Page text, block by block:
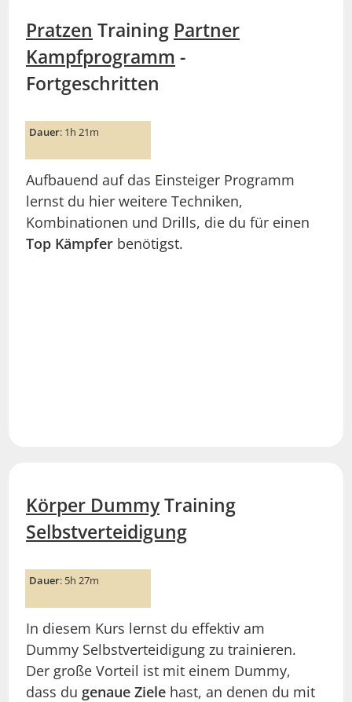
Pratzen Training Partner
Kampfprogramm -
Fortgeschritten
Dauer: 1h 21m
Aufbauend auf das Einsteiger Programm
lernst du hier weitere Techniken,
Kombinationen und Drills, die du für einen
Top Kämpfer benötigst.
Körper DummyTraining
Selbstverteidigung
Dauer: 5h 27m
In diesem Kurs lernst du effektiv am
Dummy Selbstverteidigung zu trainieren.
Der große Vorteil ist mit einem Dummy,
dass du genaue Ziele hast, an denen du mit